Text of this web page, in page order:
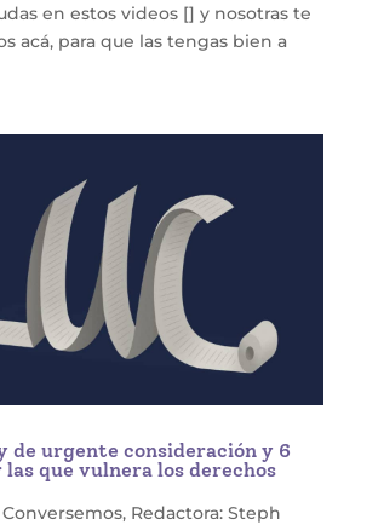
en estos videos [] y nosotras te
acá, para que las tengas bien a
de urgente consideración y 6
las que vulnera los derechos
Conversemos, Redactora: Steph